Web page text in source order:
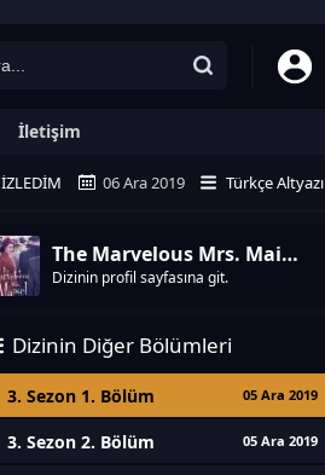
İletişim
İZLEDIM 06 Ara 2019 Türkçe Altyazı
The Marvelous Mrs. Maisel
Dizinin profil sayfasına git.
Dizinin Diğer Bölümleri
3. Sezon 1. Bölüm 05 Ara 2019
3. Sezon 2. Bölüm 05 Ara 2019